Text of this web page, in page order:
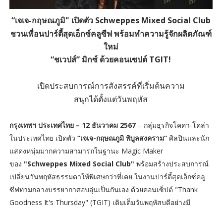
“เจเจ-กฤษณภูมิ" เปิดตัว Schweppes Mixed Social Club
ชวนเพื่อนปาร์ตี้สุดเอ็กซ์คลูซีฟ พร้อมทำความรู้จักผลิตภัณฑ์
ใหม่
“ชเวปส์” มิกซ์ ด้วยคอนเซปต์ TGIT!
เปิดประสบการณ์การสังสรรค์ที่เริ่มต้นความ
สนุกได้ตั้งแต่วันพฤหัส
กรุงเทพฯ ประเทศไทย – 12 ธันวาคม 2567 – กลุ่มธุรกิจโคคา-โคล่า
ในประเทศไทย เปิดตัว “เจเจ-กฤษณภูมิ พิบูลสงคราม” ศิลปินและนัก
แสดงหนุ่มมากความสามารถในฐานะ Magic Maker
ของ "Schweppes Mixed Social Club" พร้อมสร้างประสบการณ์
เปลี่ยนวันพฤหัสธรรมดาให้พิเศษกว่าที่เคย ในงานปาร์ตี้สุดเอ็กซ์คลู
ซีฟท่ามกลางบรรยากาศอบอุ่นเป็นกันเอง ด้วยคอนเซ็ปต์ "Thank
Goodness It's Thursday" (TGIT) เติมเต็มวันพฤหัสบดีอย่างมี